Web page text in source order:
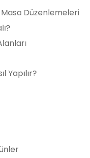
Masa Düzenlemeleri
Yapılır?